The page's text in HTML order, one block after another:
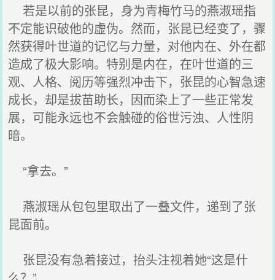
若是以前的张昆，身为青梅竹马的燕淑瑶指
不定能识破他的虚伪。然而，张昆已经变了，骤
然获得叶世道的记忆与力量，对他内在、外在都
造成了极大影响。特别是内在，在叶世道的三
观、人格、阅历等强烈冲击下，张昆的心智急速
成长，却是拔苗助长，因而染上了一些正常发
展，可能永远也不会触碰的俗世污浊、人性阴
暗。
“拿去。”
燕淑瑶从包包里取出了一叠文件，递到了张
昆面前。
张昆没有急着接过，抬头注视着她“这是什